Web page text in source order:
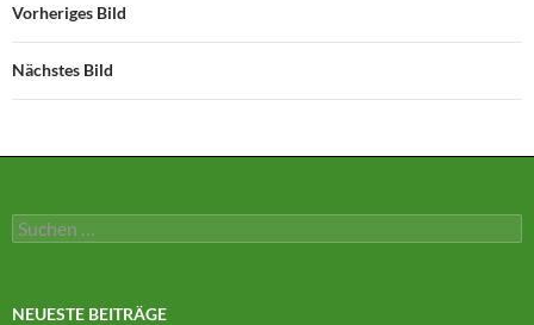
Vorheriges Bild
Nächstes Bild
Suchen
nach:
NEUESTE BEITRÄGE